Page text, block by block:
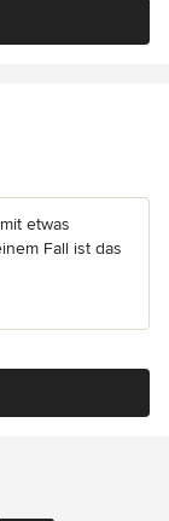
etwas
Fall ist das